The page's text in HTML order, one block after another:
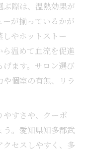
際は、温熱効果が
が揃っているかが
やホットストー
温めて血流を促進
げます。サロン選び
個室の有無、リラ
やすさや、クーポ
う。愛知県知多郡武
セスしやすく、多